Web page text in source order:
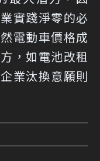
實踐淨零的必
電動車價格成
，如電池改租
業汰換意願則